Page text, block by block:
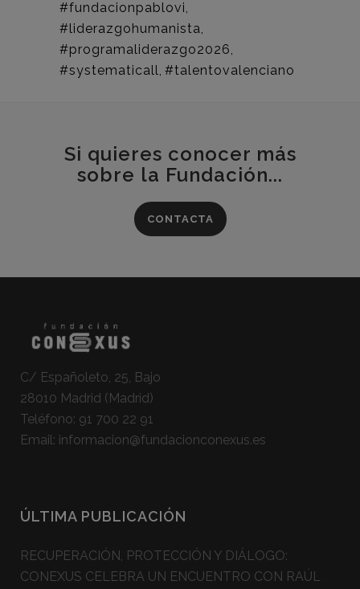
#fundacionpablovi,
#liderazgohumanista,
#programaliderazgo2026,
#systematicall, #talentovalenciano
Si quieres conocer más
sobre la Fundación...
CONTACTA
C/ Españoleto, 25, Bajo
28010 Madrid (Madrid)
Teléfono: 91 700 22 91
Email: informacion@fundacionconexus.es
ÚLTIMA PUBLICACIÓN
RECUPERACIÓN, PROTECCIÓN Y DIÁLOGO:
CONEXUS CELEBRA UN ENCUENTRO CON RAÚL